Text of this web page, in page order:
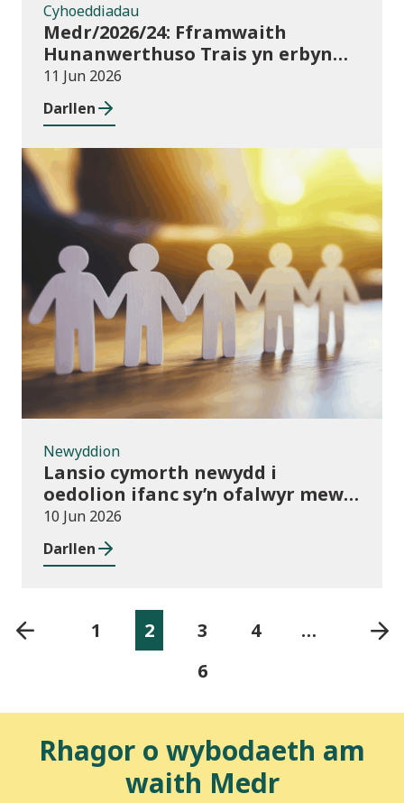
Cyhoeddiadau
Medr/2026/24: Fframwaith
Hunanwerthuso Trais yn erbyn
Menywod, Cam-drin Domestig a
Thrais Rhywiol (VAWDASV) ar
gyfer prifysgolion a darparwyr
11 Jun 2026
Darllen
Newyddion
Newyddion
Lansio cymorth newydd i
oedolion ifanc sy’n ofalwyr mewn
addysg bellach
10 Jun 2026
Darllen
1 2 3 4
…
6
Rhagor o wybodaeth am
waith Medr